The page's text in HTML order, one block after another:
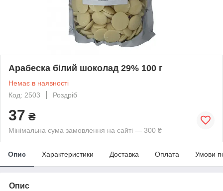
Арабеска білий шоколад 29% 100 г
Немає в наявності
Код: 2503
Роздріб
37 ₴
Мінімальна сума замовлення на сайті — 300 ₴
Опис Характеристики Доставка Оплата Умови
Опис